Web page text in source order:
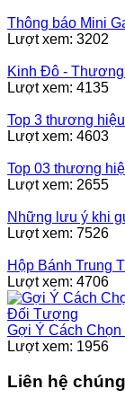
Thông báo Mini
Lượt xem: 3202
Kinh Đô - Thương
Lượt xem: 4135
Top 3 thương
Lượt xem: 4603
Top 03 thương
Lượt xem: 2655
Những lưu ý khi
Lượt xem: 7526
Hộp Bánh Trung
Lượt xem: 4706
Gợi Ý Cách
Lượt xem: 1956
Liên hệ